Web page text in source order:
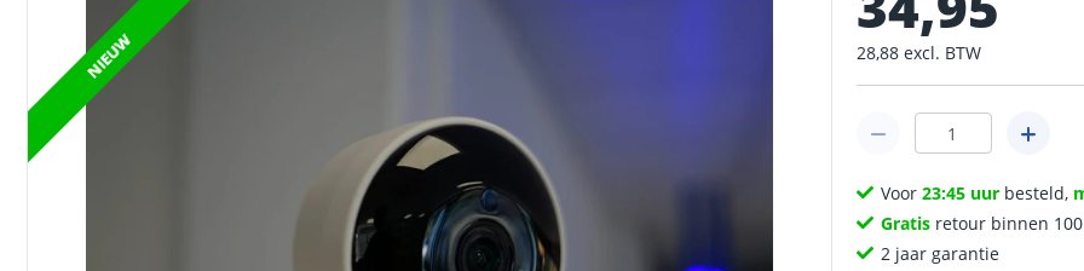
NIEUW 28,88 excl. BTW
Voor23:45 uur besteld,
Gratis retour binnen
2 jaar garantie